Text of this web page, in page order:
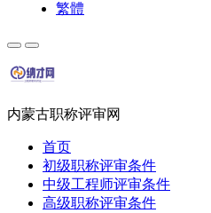
繁體
内蒙古职称评审网
首页
初级职称评审条件
中级工程师评审条件
高级职称评审条件